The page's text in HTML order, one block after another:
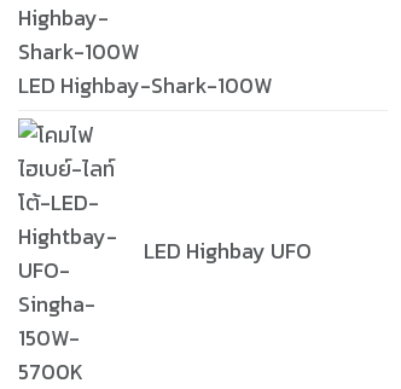
LED Highbay-Shark-100W
LED Highbay UFO